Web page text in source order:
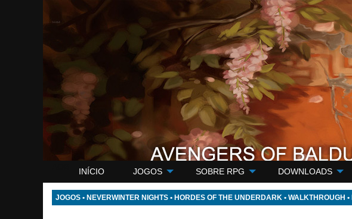
INÍCIO JOGOS SOBRE RPG DOWNLOADS
JOGOS • NEVERWINTER NIGHTS • HORDES OF THE UNDERDARK • WALKTHROUGH •